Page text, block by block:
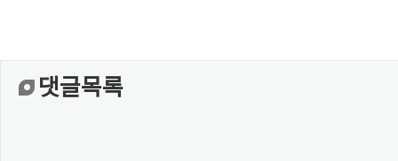
댓글목록